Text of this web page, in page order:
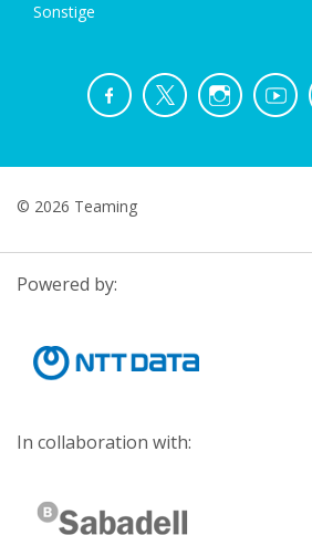
Sonstige
© 2026 Teaming
Powered by:
In collaboration with: